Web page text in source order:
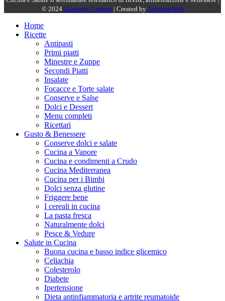
© 2024 Giuseppe Capano | Created by AchromeWeb
Home
Ricette
Antipasti
Primi piatti
Minestre e Zuppe
Secondi Piatti
Insalate
Focacce e Torte salate
Conserve e Salse
Dolci e Dessert
Menu completi
Ricettari
Gusto & Benessere
Conserve dolci e salate
Cucina a Vapore
Cucina e condimenti a Crudo
Cucina Mediterranea
Cucina per i Bimbi
Dolci senza glutine
Friggere bene
I cereali in cucina
La pasta fresca
Naturalmente dolci
Pesce & Vedure
Salute in Cucina
Buona cucina e basso indice glicemico
Celiachia
Colesterolo
Diabete
Ipertensione
Dieta antinfiammatoria e artrite reumatoide